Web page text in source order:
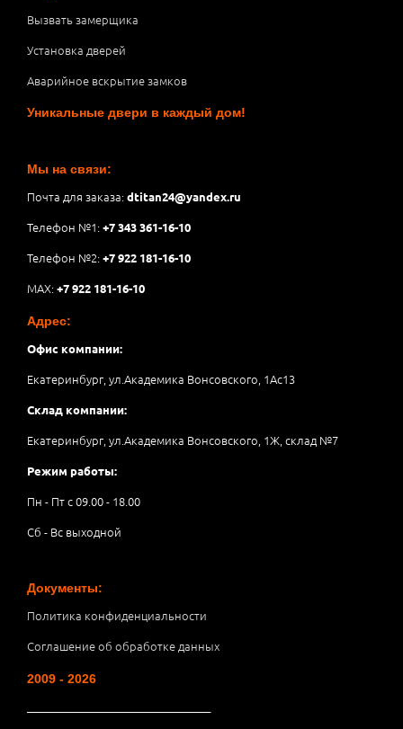
Вызвать замерщика
Установка дверей
Аварийное вскрытие замков
Уникальные двери в каждый дом!
Мы на связи:
Почта для заказа:dtitan24@yandex.ru
Телефон №1:+7 343 361-16-10
Телефон №2:+7 922 181-16-10
MAX:+7 922 181-16-10
Адрес:
Офис компании:
Екатеринбург, ул.Академика Вонсовского, 1Аc13
Склад компании:
Екатеринбург, ул.Академика Вонсовского, 1Ж, склад №7
Режим работы:
Пн - Пт с 09.00 - 18.00
Сб - Вс выходной
Документы:
Политика конфиденциальности
Соглашение об обработке данных
2009 - 2026